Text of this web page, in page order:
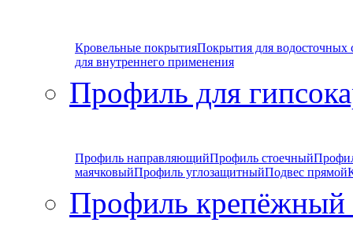
Кровельные покрытияПокрытия для водосточных
для внутреннего применения
Профиль для
Профиль направляющийПрофиль стоечный
маячковыйПрофиль углозащитныйПодвес прямой
Профиль